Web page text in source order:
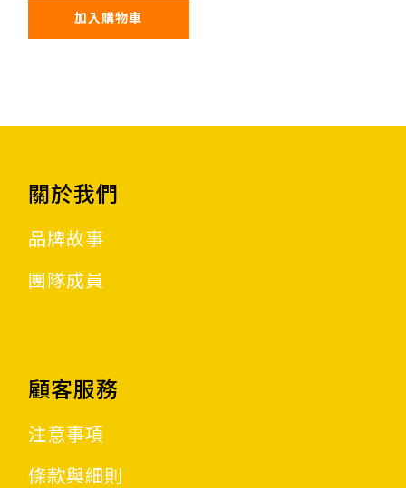
加入購物車
關於我們
品牌故事
團隊成員
顧客服務
注意事項
條款與細則